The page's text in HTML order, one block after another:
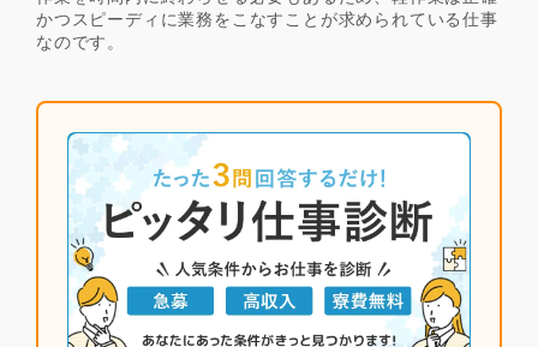
かつスピーディに業務をこなすことが求められている仕事
なのです。